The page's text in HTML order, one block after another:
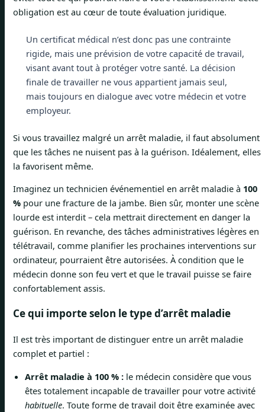
obligation est au cœur de toute évaluation juridique.
Un certificat médical n’est donc pas une contrainte
rigide, mais une prévision de votre capacité de travail,
visant avant tout à protéger votre santé. La décision
finale de travailler ne vous appartient jamais seul,
mais toujours en dialogue avec votre médecin et votre
employeur.
Si vous travaillez malgré un arrêt maladie, il faut absolument
que les tâches ne nuisent pas à la guérison. Idéalement, elles
la favorisent même.
Imaginez un technicien événementiel en arrêt maladie à 100
% pour une fracture de la jambe. Bien sûr, monter une scène
lourde est interdit – cela mettrait directement en danger la
guérison. En revanche, des tâches administratives légères en
télétravail, comme planifier les prochaines interventions sur
ordinateur, pourraient être autorisées. À condition que le
médecin donne son feu vert et que le travail puisse se faire
confortablement assis.
Ce qui importe selon le type d’arrêt maladie
Il est très important de distinguer entre un arrêt maladie
complet et partiel :
Arrêt maladie à 100 % : le médecin considère que vous
êtes totalement incapable de travailler pour votre activité
habituelle. Toute forme de travail doit être examinée avec